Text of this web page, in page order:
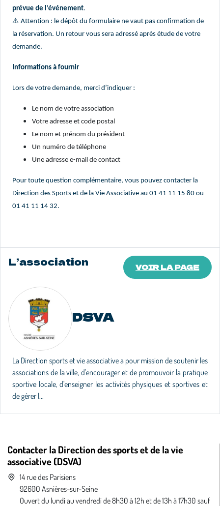
prévue de l’événement.
⚠ ️ Attention : le dépôt du formulaire ne vaut pas confirmation de
la réservation. Un retour vous sera adressé après étude de votre
demande.
Informations à fournir
Lors de votre demande, merci d’indiquer :
Le nom de votre association
Votre adresse et code postal
Le nom et prénom du président
Un numéro de téléphone
Une adresse e-mail de contact
Pour toute question complémentaire, vous pouvez contacter la
Direction des Sports et de la Vie Associative au 01 41 11 15 80 ou
01 41 11 14 32.
L’association VOIR LA PAGE
DSVA
La Direction sports et vie associative a pour mission de soutenir les
associations de la ville, d'encourager et de promouvoir la pratique
sportive locale, d'enseigner les activités physiques et sportives et
de gérer l...
Contacter la Direction des sports et de la vie
associative (DSVA)
14 rue des Parisiens
92600 Asnières-sur-Seine
Ouvert du lundi au vendredi de 8h30 à 12h et de 13h à 17h30 sauf